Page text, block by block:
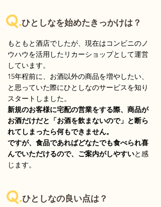
Q.ひとしなを始めたきっかけは？
もともと酒店でしたが、現在はコンビニのノ
ウハウを活用したリカーショップとして運営
しています。
15年程前に、お酒以外の商品を増やしたい、
と思っていた際にひとしなのサービスを知り
スタートしました。
新規のお客様に宅配の営業をする際、商品が
お酒だけだと「お酒を飲まないので」と断ら
れてしまったら何もできません。
ですが、食品であればどなたでも食べられ喜
んでいただけるので、ご案内がしやすいと感
じます。
Q.ひとしなの良い点は？